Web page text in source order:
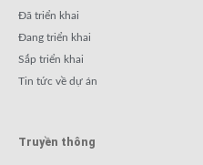
Đã triển khai
Đang triển khai
Sắp triển khai
Tin tức về dự án
Truyền thông